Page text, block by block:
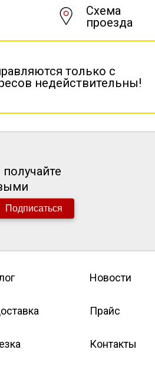
Схема
проезда
только с
недействительны!
Подписаться
Новости
Прайс
Контакты